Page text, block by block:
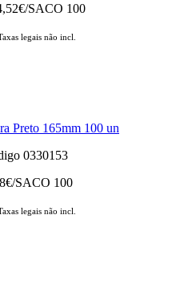
€/SACO 100
legais não incl.
Preto 165mm 100 un
0330153
€/SACO 100
legais não incl.